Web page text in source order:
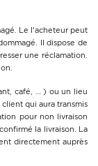
Le l'acheteur peut
Il dispose de
une réclamation.
café, … ) ou un lieu
qui aura transmis
pour non livraison
la livraison. La
directement auprès